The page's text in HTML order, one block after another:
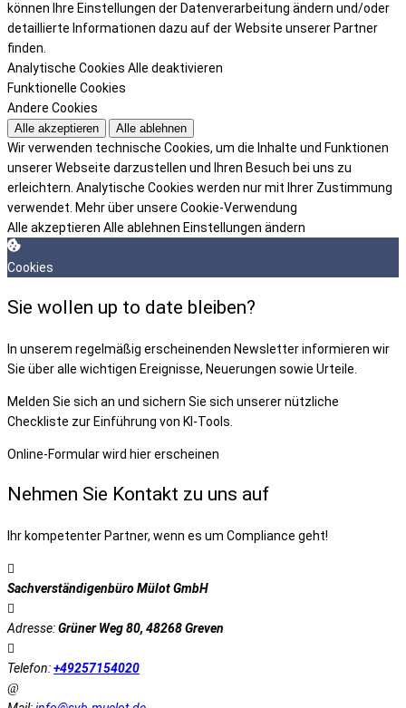
können Ihre Einstellungen der Datenverarbeitung ändern und/oder
detaillierte Informationen dazu auf der Website unserer Partner
finden.
Analytische Cookies Alle deaktivieren
Funktionelle Cookies
Andere Cookies
Alle akzeptieren Alle ablehnen
Wir verwenden technische Cookies, um die Inhalte und Funktionen
unserer Webseite darzustellen und Ihren Besuch bei uns zu
erleichtern. Analytische Cookies werden nur mit Ihrer Zustimmung
verwendet. Mehr über unsere Cookie-Verwendung
Alle akzeptieren Alle ablehnen Einstellungen ändern
Cookies
Sie wollen up to date bleiben?
In unserem regelmäßig erscheinenden Newsletter informieren wir
Sie über alle wichtigen Ereignisse, Neuerungen sowie Urteile.
Melden Sie sich an und sichern Sie sich unserer nützliche
Checkliste zur Einführung von KI-Tools.
Online-Formular wird hier erscheinen
Nehmen Sie Kontakt zu uns auf
Ihr kompetenter Partner, wenn es um Compliance geht!
Sachverständigenbüro Mülot GmbH
Adresse:Grüner Weg 80, 48268 Greven
Telefon:+49257154020